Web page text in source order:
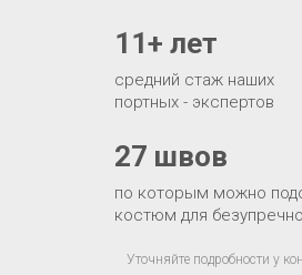
по которым можно
костюм для
27 швов
средний стаж наших
портных - экспертов
11+ лет
Уточняйте подробности у